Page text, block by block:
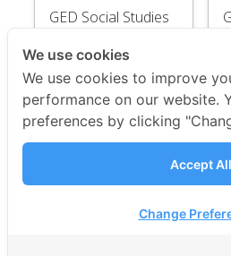
GED Social Studies
฿11,500.00
We use cookies
We use cookies to improve
performance on our website.
preferences by clicking
Accept All
Change